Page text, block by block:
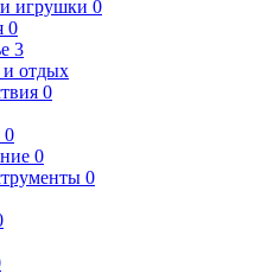
игрушки 0
0
3
отдых
0
0
0
0